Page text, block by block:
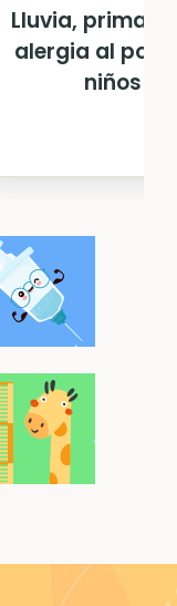
Lluvia,
alergia al
niños